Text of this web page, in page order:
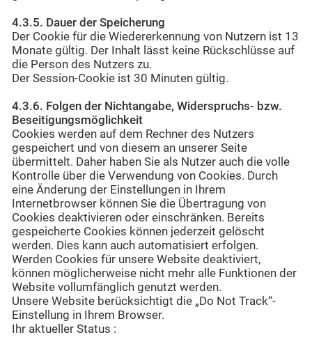
4.3.5. Dauer der Speicherung
Der Cookie für die Wiedererkennung von Nutzern ist 13
Monate gültig. Der Inhalt lässt keine Rückschlüsse auf
die Person des Nutzers zu.
Der Session-Cookie ist 30 Minuten gültig.
4.3.6. Folgen der Nichtangabe, Widerspruchs- bzw.
Beseitigungsmöglichkeit
Cookies werden auf dem Rechner des Nutzers
gespeichert und von diesem an unserer Seite
übermittelt. Daher haben Sie als Nutzer auch die volle
Kontrolle über die Verwendung von Cookies. Durch
eine Änderung der Einstellungen in Ihrem
Internetbrowser können Sie die Übertragung von
Cookies deaktivieren oder einschränken. Bereits
gespeicherte Cookies können jederzeit gelöscht
werden. Dies kann auch automatisiert erfolgen.
Werden Cookies für unsere Website deaktiviert,
können möglicherweise nicht mehr alle Funktionen der
Website vollumfänglich genutzt werden.
Unsere Website berücksichtigt die „Do Not Track“-
Einstellung in Ihrem Browser.
Ihr aktueller Status :